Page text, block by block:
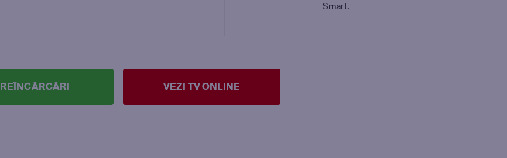
Smart.
REÎNCĂRCĂRI VEZI TV ONLINE